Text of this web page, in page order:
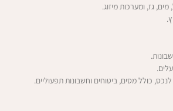
גז, ומערכות מיזוג.
כולל מסים, ביטוחים וחשבונות תפעוליים.